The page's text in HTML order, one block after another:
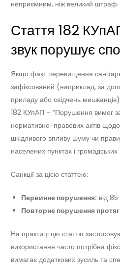
неприємним, ніж великий штраф.
Стаття 182
звук порушує
Якщо факт перевищення
зафіксований (наприклад, за
приладу або свідчень
182 КУпАП – “Порушення вимог
нормативно-правових актів
шкідливого впливу шуму чи
населених пунктах і громадських
Санкції за цією статтею:
Первинне порушення: від
Повторне порушення
На практиці цю статтю
використання часто потрібна
вимагає додаткових зусиль та